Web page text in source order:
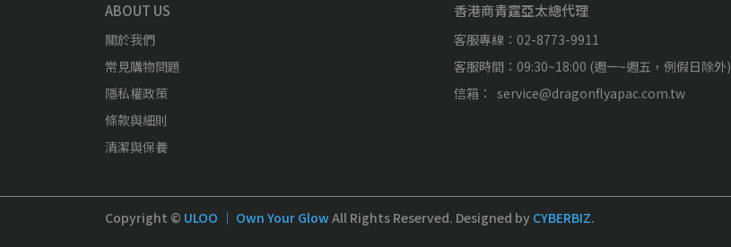
ABOUT US
關於我們
常見購物問題
隱私權政策
條款與細則
清潔與保養
香港商青霆亞太總代理
客服專線：02-8773-9911
客服時間：09:30~18:00 (週一~週五，例假日除外)
信箱：  service@dragonflyapac.com.tw
Copyright © ULOO ｜ Own Your Glow All Rights Reserved. Designed by CYBERBIZ.